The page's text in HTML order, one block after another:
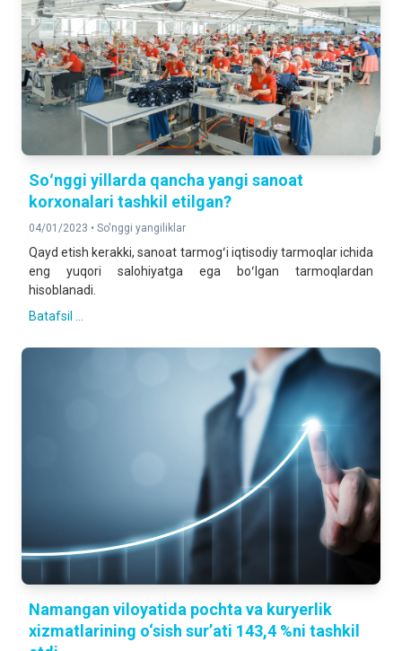
Soʻnggi yillarda qancha yangi sanoat
korxonalari tashkil etilgan?
04/01/2023 • So'nggi yangiliklar
Qayd etish kerakki, sanoat tarmogʻi iqtisodiy tarmoqlar ichida
eng yuqori salohiyatga ega boʻlgan tarmoqlardan
hisoblanadi.
Batafsil ...
Namangan viloyatida pochta va kuryerlik
xizmatlarining o‘sish sur’ati 143,4 %ni tashkil